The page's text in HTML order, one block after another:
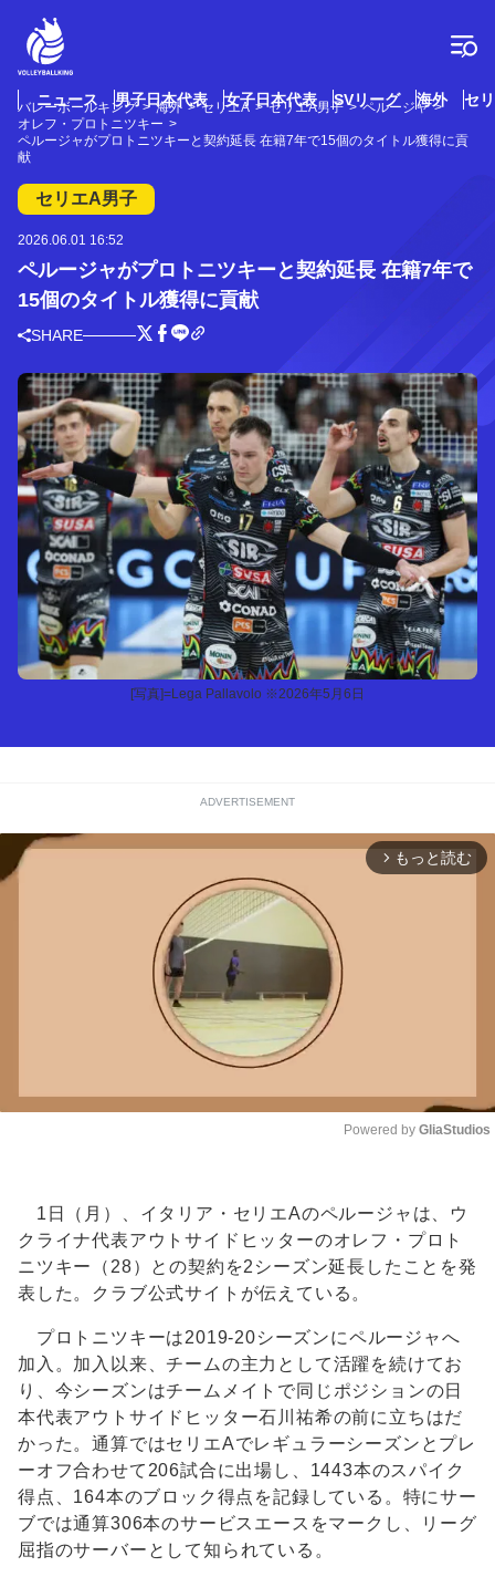
ニュース 男子日本代表 女子日本代表 SVリーグ 海外 セ
バレーボールキング 海外 セリエA セリエA男子
ペルージャ
オレフ・プロトニツキー
ペルージャがプロトニツキーと契約延長 在籍7年で15個のタイトル獲得に貢
献
セリエA男子
2026.06.01 16:52
ペルージャがプロトニツキーと契約延長 在籍7年で
15個のタイトル獲得に貢献
SHARE
[写真]=Lega Pallavolo ※2026年5月6日
ADVERTISEMENT
arrow_forward_ios もっと読む
Powered by GliaStudios
1日（月）、イタリア・セリエAのペルージャは、ウ
クライナ代表アウトサイドヒッターのオレフ・プロト
ニツキー（28）との契約を2シーズン延長したことを発
表した。クラブ公式サイトが伝えている。
プロトニツキーは2019-20シーズンにペルージャへ
加入。加入以来、チームの主力として活躍を続けてお
り、今シーズンはチームメイトで同じポジションの日
本代表アウトサイドヒッター石川祐希の前に立ちはだ
かった。通算ではセリエAでレギュラーシーズンとプレ
ーオフ合わせて206試合に出場し、1443本のスパイク
得点、164本のブロック得点を記録している。特にサー
ブでは通算306本のサービスエースをマークし、リーグ
屈指のサーバーとして知られている。